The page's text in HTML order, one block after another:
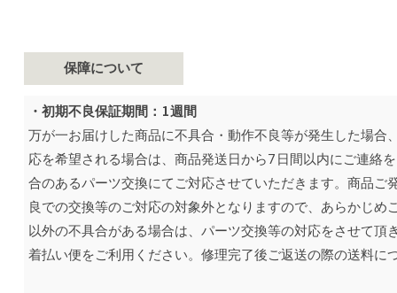
保障について
・初期不良保証期間：1週間
万が一お届けした商品に不具合・動作不良等が発生した場
応を希望される場合は、商品発送日から7日間以内にご連絡
合のあるパーツ交換にてご対応させていただきます。商品
良での交換等のご対応の対象外となりますので、あらかじ
以外の不具合がある場合は、パーツ交換等の対応をさせて
着払い便をご利用ください。修理完了後ご返送の際の送料に